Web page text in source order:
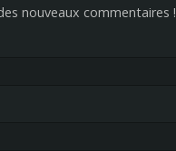
nouveaux commentaires !